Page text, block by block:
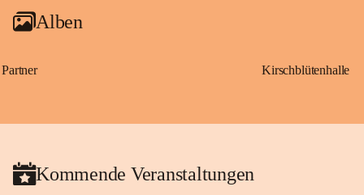
Alben
Partner Kirschblütenhalle
Kommende Veranstaltungen